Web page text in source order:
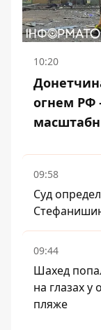
10:20
огнем РФ
09:58
Суд
09:44
Шахед
на глазах
пляже